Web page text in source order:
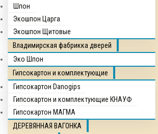
Шпон
Экошпон Царга
Экошпон Щитовые
Владимирская фабрикка дверей
Эко Шпон
Гипсокартон и комплектующие
Гипсокартон Danogips
Гипсокартон и комплектующие КНАУФ
Гипсокартон МАГМА
ДЕРЕВЯННАЯ ВАГОНКА